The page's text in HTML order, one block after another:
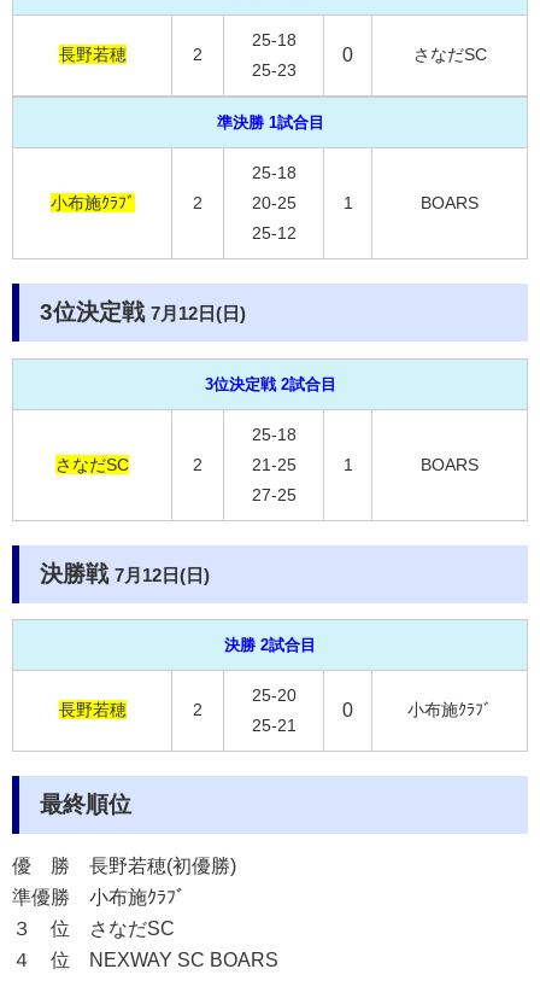
長野若穂 2
25-18
25-23
0 さなだSC
準決勝 1試合目
小布施ｸﾗﾌﾞ 2
25-18
20-25
25-12
1 BOARS
3位決定戦 7月12日(日)
3位決定戦 2試合目
さなだSC 2
25-18
21-25
27-25
1 BOARS
決勝戦 7月12日(日)
決勝 2試合目
長野若穂 2
25-20
25-21
0 小布施ｸﾗﾌﾞ
最終順位
優 勝 長野若穂(初優勝)
準優勝 小布施ｸﾗﾌﾞ
３ 位
さなだSC
４ 位
NEXWAY SC BOARS